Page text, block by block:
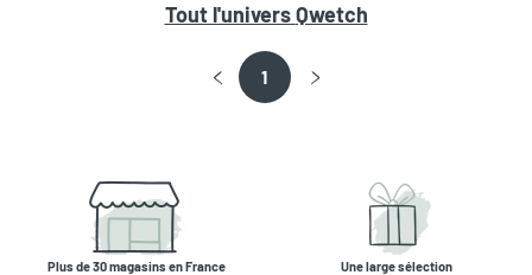
Tout l'universQwetch
1
Plus de 30 magasins en France
Une large sélection